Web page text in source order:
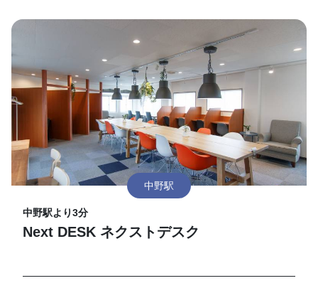
中野駅
中野駅より3分
Next DESK ネクストデスク